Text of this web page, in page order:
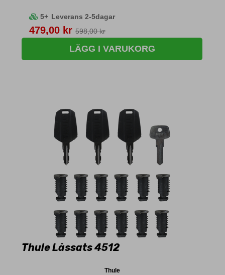
5+ Leverans 2-5dagar
Pris
479,00 kr 598,00 kr
LÄGG I VARUKORG
Thule Låssats 4512
Thule